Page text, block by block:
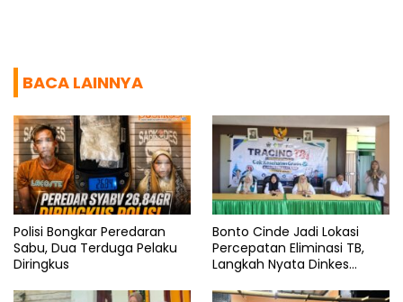
BACA LAINNYA
Polisi Bongkar Peredaran
Sabu, Dua Terduga Pelaku
Diringkus
Bonto Cinde Jadi Lokasi
Percepatan Eliminasi TB,
Langkah Nyata Dinkes